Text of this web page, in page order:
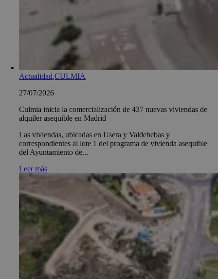
Actualidad,CULMIA
27/07/2026
Culmia inicia la comercialización de 437 nuevas viviendas de
alquiler asequible en Madrid
Las viviendas, ubicadas en Usera y Valdebebas y
correspondientes al lote 1 del programa de vivienda asequible
del Ayuntamiento de...
Leer más